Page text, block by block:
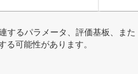
するパラメータ、評価基板、また
る可能性があります。